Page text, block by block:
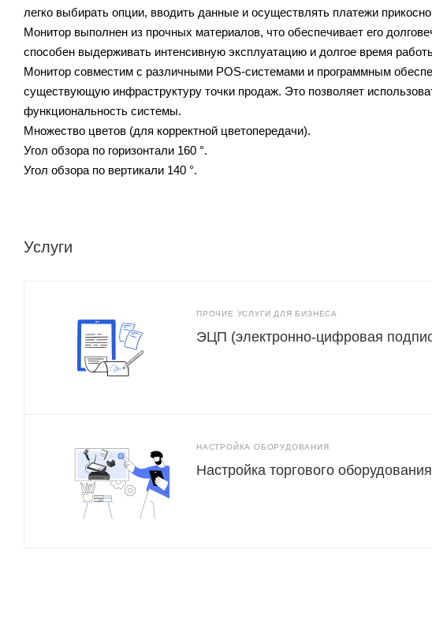
легко выбирать опции, вводить данные и осуществлять платежи
Монитор выполнен из прочных материалов, что обеспечивает его
способен выдерживать интенсивную эксплуатацию и долгое время
Монитор совместим с различными POS-системами и программным
существующую инфраструктуру точки продаж. Это позволяет
функциональность системы.
Множество цветов (для корректной цветопередачи).
Угол обзора по горизонтали 160 °.
Угол обзора по вертикали 140 °.
Услуги
ПРОЧИЕ УСЛУГИ ДЛЯ БИЗНЕСА
ЭЦП (электронно-цифровая
НАСТРОЙКА ОБОРУДОВАНИЯ
Настройка торгового оборудования